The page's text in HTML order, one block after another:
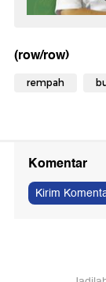
(row/row)
rempah
Komentar
Kirim